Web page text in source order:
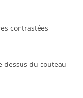
contrastées
dessus du couteau